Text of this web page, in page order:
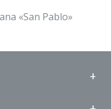
«San Pablo»